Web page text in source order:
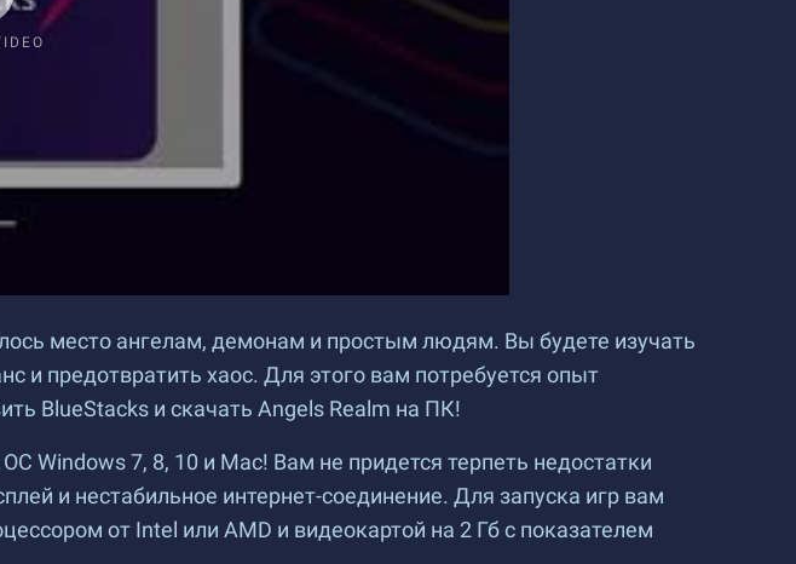
место ангелам, демонам и простым людям. Вы будете изучать
и предотвратить хаос. Для этого вам потребуется опыт
BlueStacks и скачать Angels Realm на ПК!
Windows 7, 8, 10 и Mac! Вам не придется терпеть недостатки
и нестабильное интернет-соединение. Для запуска игр вам
от Intel или AMD и видеокартой на 2 Гб с показателем